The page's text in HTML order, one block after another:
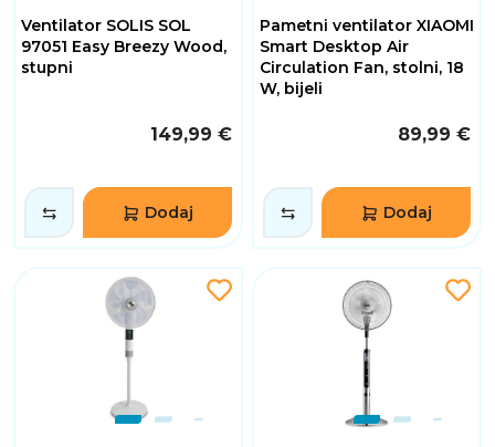
Ventilator SOLIS SOL
97051 Easy Breezy Wood,
stupni
149,99 €
Dodaj
Pametni ventilator XIAOMI
Smart Desktop Air
Circulation Fan, stolni, 18
W, bijeli
89,99 €
Dodaj